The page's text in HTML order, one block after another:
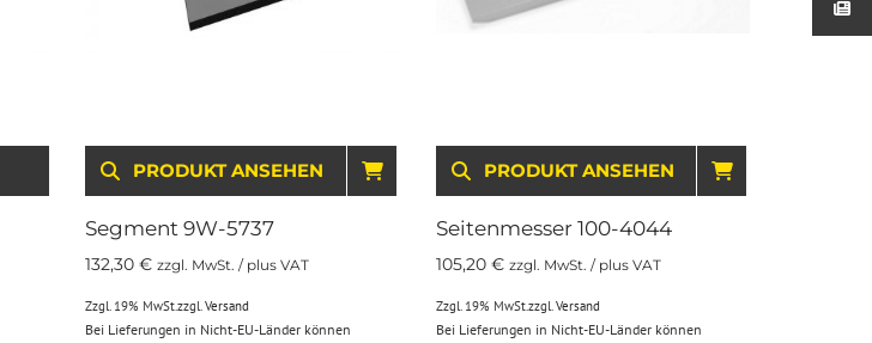
PRODUKT ANSEHEN
Segment 9W-5737
132,30 € zzgl. MwSt. / plus VAT
Zzgl. 19% MwSt.zzgl.Versand
Bei Lieferungen in Nicht-EU-Länder können
IN DEN WARENKORB
PRODUKT ANSEHEN
Seitenmesser 100-4044
105,20 € zzgl. MwSt. / plus VAT
Zzgl. 19% MwSt.zzgl.Versand
Bei Lieferungen in Nicht-EU-Länder können